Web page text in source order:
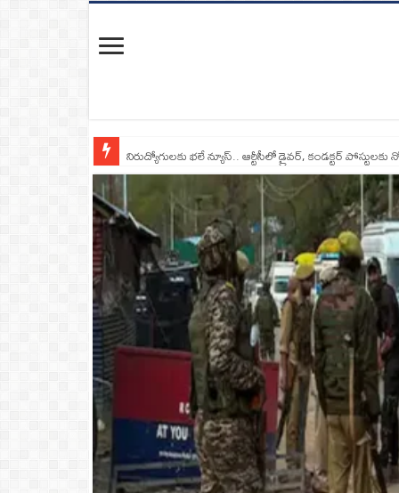
నిరుద్యోగులకు భలే న్యూస్.. ఆర్టీసీలో డ్రైవర్, కండక్టర్‌